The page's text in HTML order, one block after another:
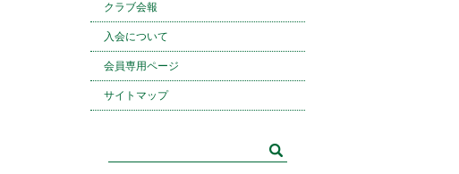
クラブ会報
入会について
会員専用ページ
サイトマップ